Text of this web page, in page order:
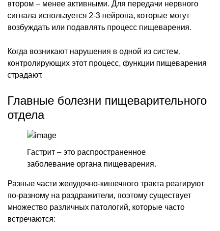
втором – менее активными. Для передачи нервного
сигнала используется 2-3 нейрона, которые могут
возбуждать или подавлять процесс пищеварения.
Когда возникают нарушения в одной из систем,
контролирующих этот процесс, функции пищеварения
страдают.
Главные болезни пищеварительного
отдела
Гастрит – это распространенное
заболевание органа пищеварения.
Разные части желудочно-кишечного тракта реагируют
по-разному на раздражители, поэтому существует
множество различных патологий, которые часто
встречаются: